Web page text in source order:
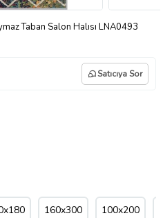
Taban Salon Halısı LNA0493
Satıcıya Sor
160x300 100x200